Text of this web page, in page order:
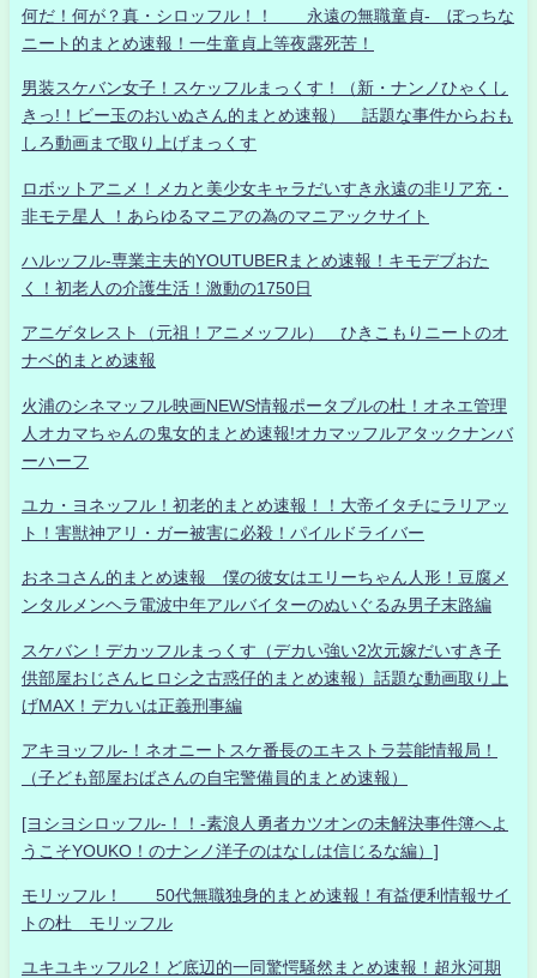
何だ！何が？真・シロッフル！！ 永遠の無職童貞- ぼっちな
ニート的まとめ速報！一生童貞上等夜露死苦！
男装スケバン女子！スケッフルまっくす！（新・ナンノひゃくし
きっ!！ビー玉のおいぬさん的まとめ速報） 話題な事件からおも
しろ動画まで取り上げまっくす
ロボットアニメ！メカと美少女キャラだいすき永遠の非リア充・
非モテ星人 ！あらゆるマニアの為のマニアックサイト
ハルッフル-専業主夫的YOUTUBERまとめ速報！キモデブおた
く！初老人の介護生活！激動の1750日
アニゲタレスト（元祖！アニメッフル） ひきこもりニートのオ
ナベ的まとめ速報
火浦のシネマッフル映画NEWS情報ポータブルの杜！オネエ管理
人オカマちゃんの鬼女的まとめ速報!オカマッフルアタックナンバ
ーハーフ
ユカ・ヨネッフル！初老的まとめ速報！！大帝イタチにラリアッ
ト！害獣神アリ・ガー被害に必殺！パイルドライバー
おネコさん的まとめ速報 僕の彼女はエリーちゃん人形！豆腐メ
ンタルメンヘラ電波中年アルバイターのぬいぐるみ男子末路編
スケバン！デカッフルまっくす（デカい強い2次元嫁だいすき子
供部屋おじさんヒロシ之古惑仔的まとめ速報）話題な動画取り上
げMAX！デカいは正義刑事編
アキヨッフル-！ネオニートスケ番長のエキストラ芸能情報局！
（子ども部屋おばさんの自宅警備員的まとめ速報）
[ヨシヨシロッフル-！！-素浪人勇者カツオンの未解決事件簿へよ
うこそYOUKO！のナンノ洋子のはなしは信じるな編）]
モリッフル！ 50代無職独身的まとめ速報！有益便利情報サイ
トの杜 モリッフル
ユキユキッフル2！ど底辺的一同驚愕騒然まとめ速報！超氷河期